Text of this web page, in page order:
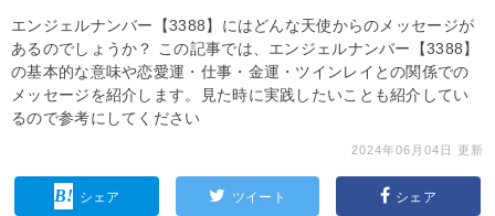
エンジェルナンバー【3388】にはどんな天使からのメッセージが
あるのでしょうか？ この記事では、エンジェルナンバー【3388】
の基本的な意味や恋愛運・仕事・金運・ツインレイとの関係での
メッセージを紹介します。見た時に実践したいことも紹介してい
るので参考にしてください
2024年06月04日 更新
シェア ツイート シェア